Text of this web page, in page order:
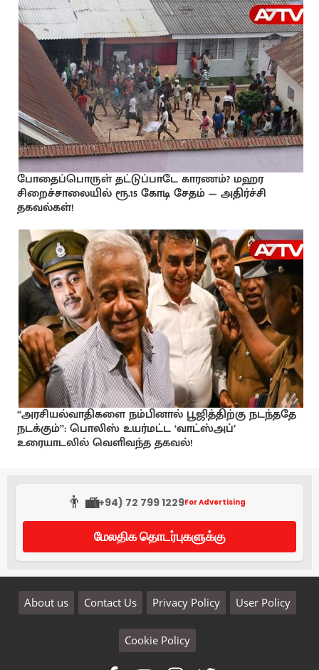
போதைப்பொருள் தட்டுப்பாடே காரணம்? மஹர
சிறைச்சாலையில் ரூ.15 கோடி சேதம் — அதிர்ச்சி
தகவல்கள்!
“அரசியல்வாதிகளை நம்பினால் பூஜித்திற்கு நடந்ததே
நடக்கும்”: பொலிஸ் உயர்மட்ட ‘வாட்ஸ்அப்’
உரையாடலில் வெளிவந்த தகவல்!
👨‍💼(+94) 72 799 1229For Advertising
மேலதிக தொடர்புகளுக்கு
About us Contact Us Privacy Policy User Policy
Cookie Policy